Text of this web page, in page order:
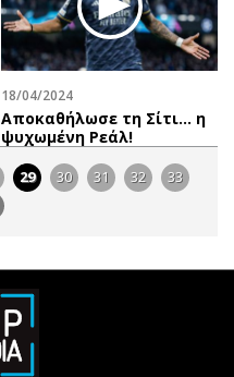
18/04/2024
Αποκαθήλωσε τη Σίτι... η
ψυχωμένη Ρεάλ!
29 30 31 32 33